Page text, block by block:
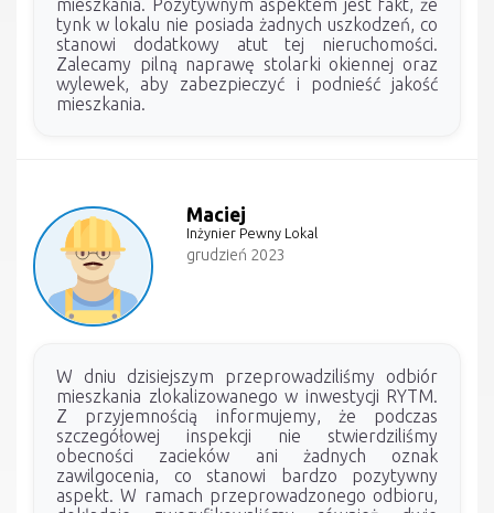
tynk w lokalu nie posiada żadnych uszkodzeń, co
stanowi dodatkowy atut tej nieruchomości.
Zalecamy pilną naprawę stolarki okiennej oraz
wylewek, aby zabezpieczyć i podnieść jakość
mieszkania.
Maciej
Inżynier Pewny Lokal
grudzień 2023
W dniu dzisiejszym przeprowadziliśmy odbiór
mieszkania zlokalizowanego w inwestycji RYTM.
Z przyjemnością informujemy, że podczas
szczegółowej inspekcji nie stwierdziliśmy
obecności zacieków ani żadnych oznak
zawilgocenia, co stanowi bardzo pozytywny
aspekt. W ramach przeprowadzonego odbioru,